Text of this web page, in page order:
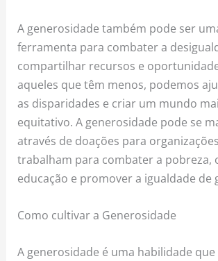
A generosidade também pode ser
ferramenta para combater a
compartilhar recursos e
aqueles que têm menos, podemos
as disparidades e criar um mundo
equitativo. A generosidade pode se
através de doações para
trabalham para combater a pobreza,
educação e promover a igualdade de
Como cultivar a Generosidade
A generosidade é uma habilidade